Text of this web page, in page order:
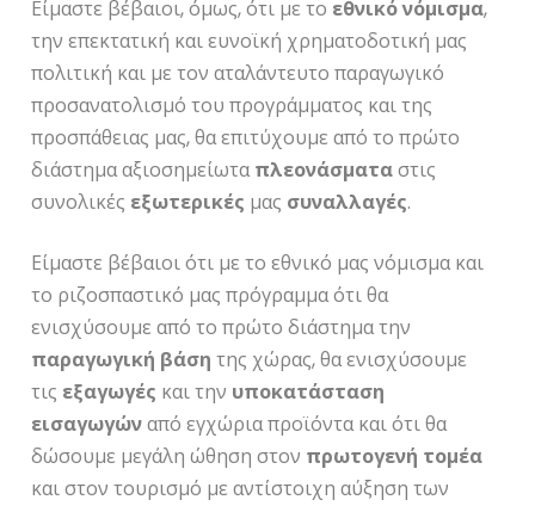
Είμαστε βέβαιοι, όμως, ότι με το εθνικόνόμισμα,
την επεκτατική και ευνοϊκή χρηματοδοτική μας
πολιτική και με τον αταλάντευτο παραγωγικό
προσανατολισμό του προγράμματος και της
προσπάθειας μας, θα επιτύχουμε από το πρώτο
διάστημα αξιοσημείωταπλεονάσματαστις
συνολικές εξωτερικές μας συναλλαγές.
Είμαστε βέβαιοι ότι με το εθνικό μας νόμισμα και
το ριζοσπαστικό μας πρόγραμμα ότι θα
ενισχύσουμε από το πρώτο διάστημα την
παραγωγική βάση της χώρας, θα ενισχύσουμε
τις εξαγωγές και την υποκατάσταση
εισαγωγώναπό εγχώρια προϊόντα και ότι θα
δώσουμε μεγάλη ώθηση στον πρωτογενή τομέα
και στον τουρισμό με αντίστοιχη αύξηση των